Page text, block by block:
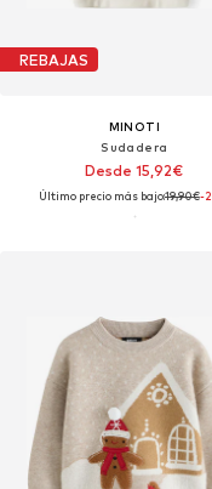
REBAJAS
MINOTI
Sudadera
Desde 15,92€
Último precio más bajo:19,90€-